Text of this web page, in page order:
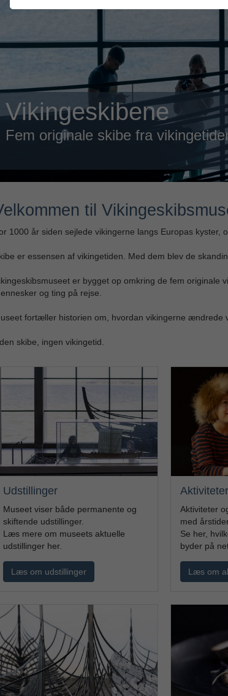
Rundvisninger
Bliv klogere på vikingernes skibe
til
1000 år siden sejlede vikingerne langs Europas kyster,
er essensen af vikingetiden. Med dem blev de
er bygget op omkring de fem originale
og ting på rejse.
fortæller historien om, hvordan vikingerne ændrede
skibe, ingen vikingetid.
Udstillinger
Museet viser både permanente og
skiftende udstillinger.
Læs mere om museets aktuelle
udstillinger her.
Læs om udstillinger
Aktiviteter
Aktiviteter
med
Se her,
byder på
Læs om